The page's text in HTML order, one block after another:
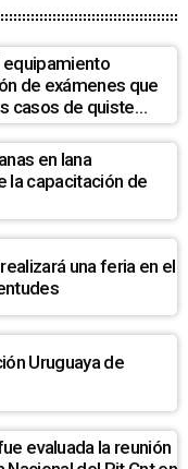
equipamiento
de exámenes que
casos de quiste
de La Pedrera
en lana
la capacitación de
una feria en el
Uruguaya de
evaluada la reunión